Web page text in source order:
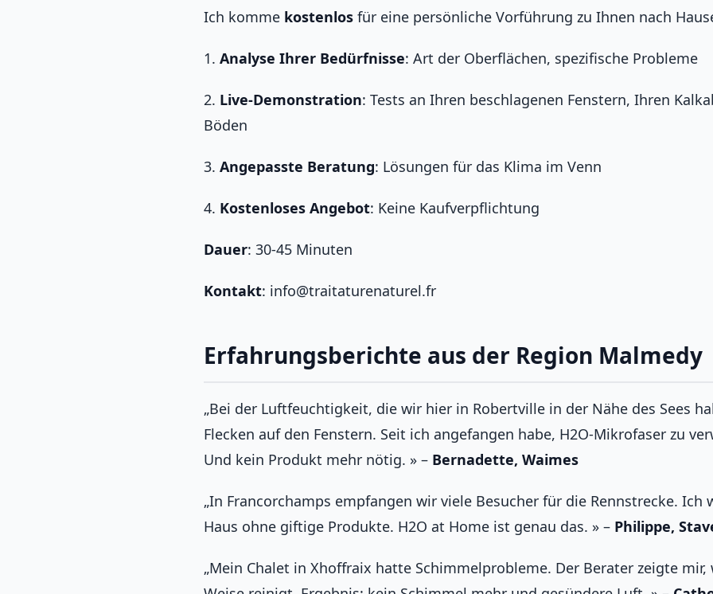
Ich komme kostenlos für eine persönliche Vorführung zu Ihnen nach
1. Analyse Ihrer Bedürfnisse: Art der Oberflächen, spezifische Probleme
2. Live-Demonstration: Tests an Ihren beschlagenen Fenstern, Ihren
Böden
3. Angepasste Beratung: Lösungen für das Klima im Venn
4. Kostenloses Angebot: Keine Kaufverpflichtung
Dauer: 30-45 Minuten
Kontakt: info@traitaturenaturel.fr
Erfahrungsberichte aus der Region Malmedy
„Bei der Luftfeuchtigkeit, die wir hier in Robertville in der Nähe des Sees
Flecken auf den Fenstern. Seit ich angefangen habe, H2O-Mikrofaser zu
Und kein Produkt mehr nötig. » – Bernadette, Waimes
„In Francorchamps empfangen wir viele Besucher für die Rennstrecke. Ich
Haus ohne giftige Produkte. H2O at Home ist genau das. » – Philippe,
„Mein Chalet in Xhoffraix hatte Schimmelprobleme. Der Berater zeigte